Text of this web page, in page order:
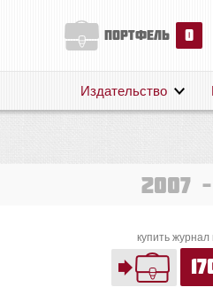
портфель 0
Поддержка
Издательство
2007
купить